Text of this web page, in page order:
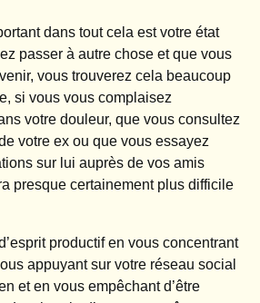
dans tout cela est votre état
passer à autre chose et que vous
vous trouverez cela beaucoup
si vous vous complaisez
votre douleur, que vous consultez
votre ex ou que vous essayez
sur lui auprès de vos amis
presque certainement plus difficile
productif en vous concentrant
appuyant sur votre réseau social
et en vous empêchant d’être